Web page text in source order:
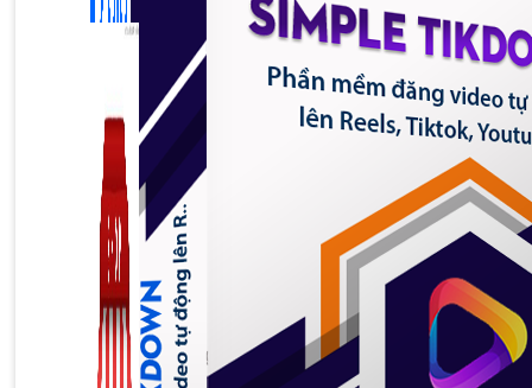
Zalo Marketing